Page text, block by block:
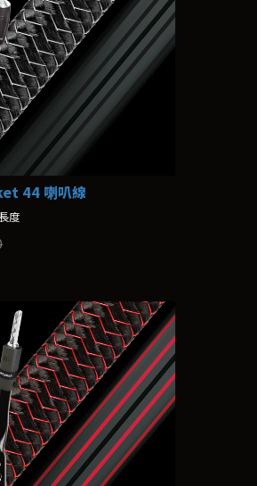
44 喇叭線
度